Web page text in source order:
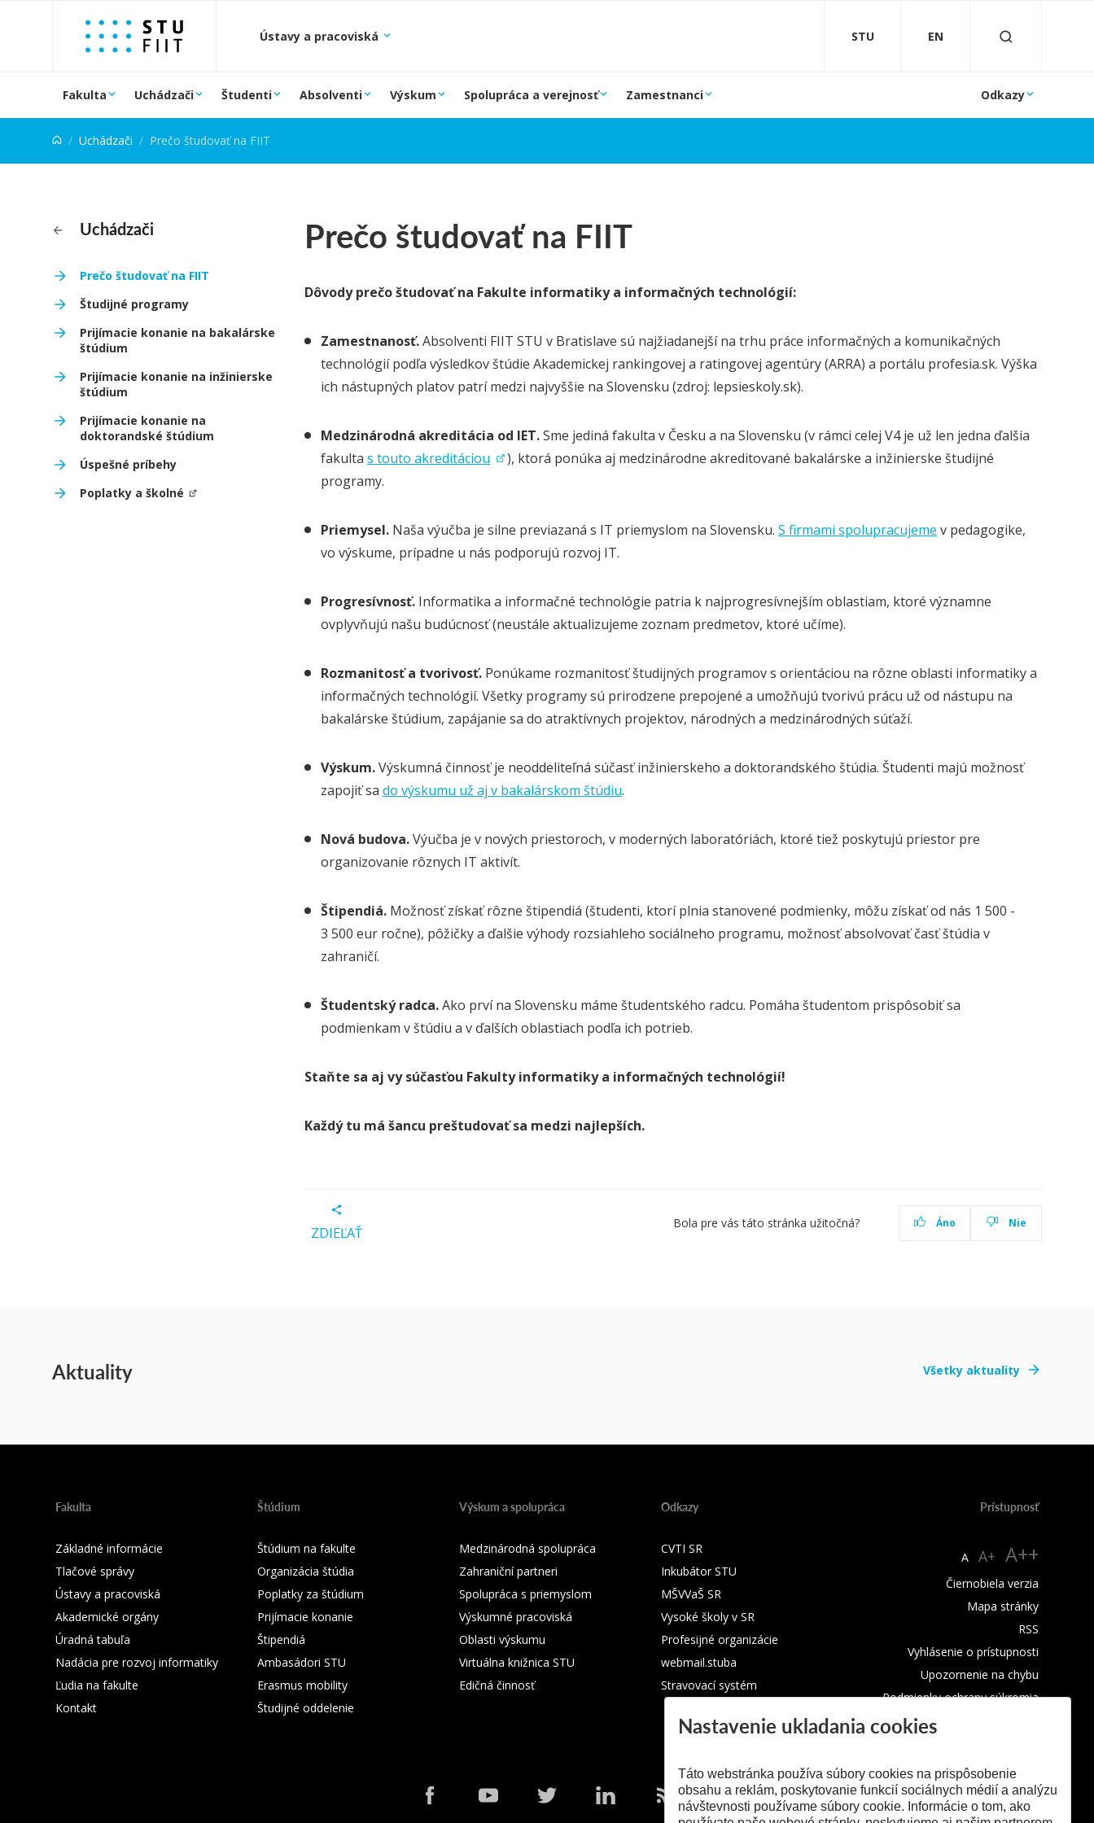
Prejsť na obsah
Ústavy a pracoviská STU EN
Fakulta Uchádzači Študenti Absolventi Výskum Spolupráca a verejnosť Zamestnanci Odkazy
Uchádzači Prečo študovať na FIIT
Uchádzači
Prečo študovať na FIIT
Študijné programy
Prijímacie konanie na bakalárske
štúdium
Prijímacie konanie na inžinierske
štúdium
Prijímacie konanie na
doktorandské štúdium
Úspešné príbehy
Poplatky a školné
Prečo študovať na FIIT
Dôvody prečo študovať na Fakulte informatiky a informačných technológií:
Zamestnanosť.Absolventi FIIT STU v Bratislave sú najžiadanejší na trhu práce informačných a komunikačných
technológií podľa výsledkov štúdie Akademickej rankingovej a ratingovej agentúry (ARRA) a portálu profesia.sk. Výška
ich nástupných platov patrí medzi najvyššie na Slovensku (zdroj: lepsieskoly.sk).
Medzinárodná akreditácia od IET.Sme jediná fakulta v Česku a na Slovensku (v rámci celej V4 je už len jedna ďalšia
fakulta s touto akreditáciou
), ktorá ponúka aj medzinárodne akreditované bakalárske a inžinierske študijné
programy.
Priemysel. Naša výučba je silne previazaná s IT priemyslom na Slovensku. S firmami spolupracujeme v pedagogike,
vo výskume, prípadne u nás podporujú rozvoj IT.
Progresívnosť. Informatika a informačné technológie patria k najprogresívnejším oblastiam, ktoré významne
ovplyvňujú našu budúcnosť (neustále aktualizujeme zoznam predmetov, ktoré učíme).
Rozmanitosť a tvorivosť. Ponúkame rozmanitosť študijných programov s orientáciou na rôzne oblasti informatiky a
informačných technológií. Všetky programy sú prirodzene prepojené a umožňujú tvorivú prácu už od nástupu na
bakalárske štúdium, zapájanie sa do atraktívnych projektov, národných a medzinárodných súťaží.
Výskum.Výskumná činnosť je neoddeliteľná súčasť inžinierskeho a doktorandského štúdia. Študenti majú možnosť
zapojiť sa do výskumu už aj v bakalárskom štúdiu.
Nová budova.Výučba je v nových priestoroch, v moderných laboratóriách, ktoré tiež poskytujú priestor pre
organizovanie rôznych IT aktivít.
Štipendiá. Možnosť získať rôzne štipendiá (študenti, ktorí plnia stanovené podmienky, môžu získať od nás 1 500 -
3 500 eur ročne), pôžičky a ďalšie výhody rozsiahleho sociálneho programu, možnosť absolvovať časť štúdia v
zahraničí.
Študentský radca.Ako prví na Slovensku máme študentského radcu. Pomáha študentom prispôsobiť sa
podmienkam v štúdiu a v ďalších oblastiach podľa ich potrieb.
Staňte sa aj vy súčasťou Fakulty informatiky a informačných technológií!
Každý tu má šancu preštudovať sa medzi najlepších.
ZDIEĽAŤ
Bola pre vás táto stránka užitočná? Áno Nie
Aktuality Všetky aktuality
Fakulta
Základné informácie
Tlačové správy
Ústavy a pracoviská
Akademické orgány
Úradná tabuľa
Nadácia pre rozvoj informatiky
Ľudia na fakulte
Kontakt
Štúdium
Štúdium na fakulte
Organizácia štúdia
Poplatky za štúdium
Prijímacie konanie
Štipendiá
Ambasádori STU
Erasmus mobility
Študijné oddelenie
Výskum a spolupráca
Medzinárodná spolupráca
Zahraniční partneri
Spolupráca s priemyslom
Výskumné pracoviská
Oblasti výskumu
Virtuálna knižnica STU
Edičná činnosť
Odkazy
CVTI SR
Inkubátor STU
MŠVVaŠ SR
Vysoké školy v SR
Profesijné organizácie
webmail.stuba
Stravovací systém
Prístupnosť
A A+ A++
Čiernobiela verzia
Mapa stránky
RSS
Vyhlásenie o prístupnosti
Upozornenie na chybu
Podmienky ochrany súkromia
Nastavenie ukladania cookies
Táto webstránka používa súbory cookies na prispôsobenie
obsahu a reklám, poskytovanie funkcií sociálnych médií a analýzu
návštevnosti používame súbory cookie. Informácie o tom, ako